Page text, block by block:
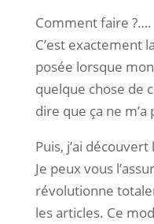
Comment faire ?….
C’est exactement
posée lorsque
quelque chose de
dire que ça ne
Puis, j’ai
Je peux vous
révolutionne
les articles. Ce